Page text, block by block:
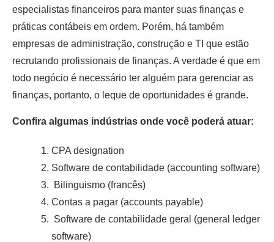
especialistas financeiros para manter suas finanças e
práticas contábeis em ordem. Porém, há também
empresas de administração, construção e TI que estão
recrutando profissionais de finanças. A verdade é que em
todo negócio é necessário ter alguém para gerenciar as
finanças, portanto, o leque de oportunidades é grande.
Confira algumas indústrias onde você poderá atuar:
CPA designation
Software de contabilidade (accounting software)
Bilinguismo (francês)
Contas a pagar (accounts payable)
Software de contabilidade geral (general ledger
software)